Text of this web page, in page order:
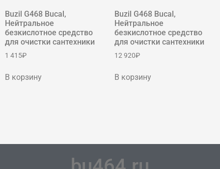
Buzil G468 Bucal,
Нейтральное
безкислотное средство
для очистки сантехники
1 415₽
В корзину
Buzil G468 Bucal,
Нейтральное
безкислотное средство
для очистки сантехники
12 920₽
В корзину